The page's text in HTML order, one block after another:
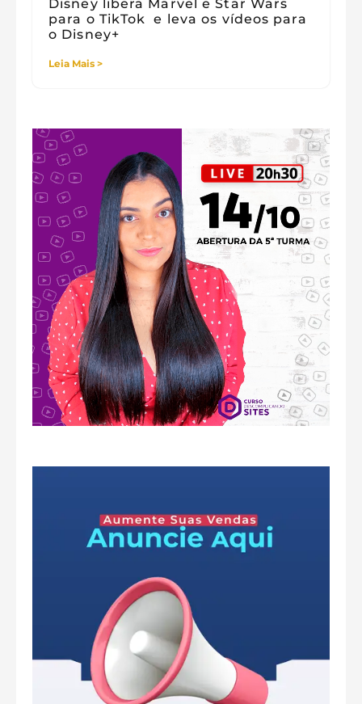
Disney libera Marvel e Star Wars
para o TikTok e leva os vídeos para
o Disney+
Leia Mais >